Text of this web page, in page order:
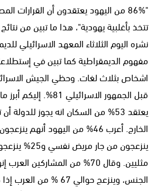
"86% من اليهود يعتقدون أن القرارات
تتخذ بأغلبية يهودية"، هذا ما تبين من
نشره اليوم الثلاثاء المعهد الاسرائيلي
اشخاص بثلاث لغات. وحظي الجيش
قبل الجمهور
يعتقد 53% من السكان انه يجوز
ينزعجون من جار
مثليين. وقال 70% من المشاركين
الجنس، وينزعج حوالي 67